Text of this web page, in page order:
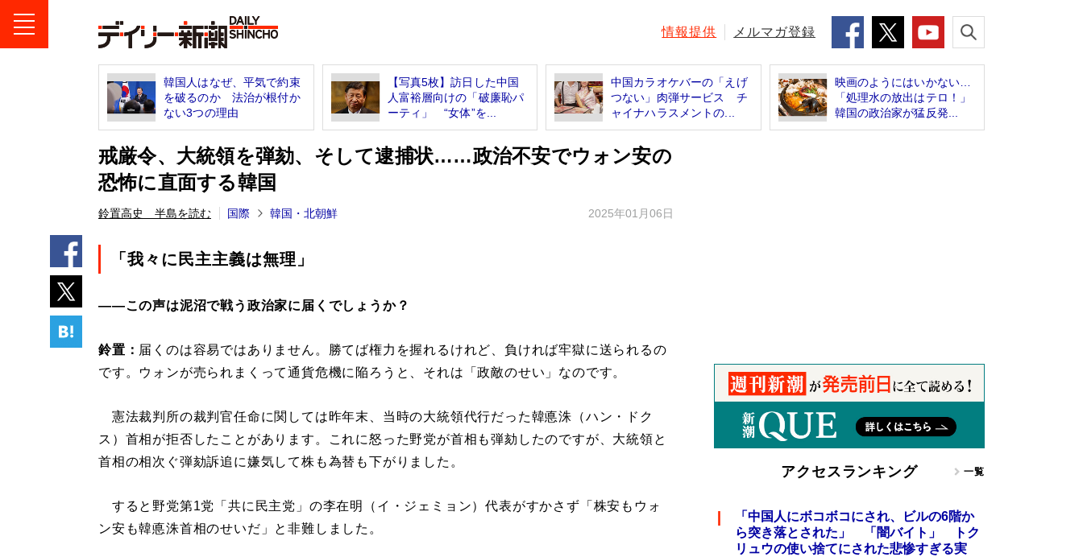
情報提供 メルマガ登録
韓国人はなぜ、平気で約束
を破るのか 法治が根付か
ない3つの理由
【写真5枚】訪日した中国
人富裕層向けの「破廉恥パ
ーティ」 “女体”を...
中国カラオケバーの「えげ
つない」肉弾サービス チ
ャイナハラスメントの...
映画のようにはいかない…
「処理水の放出はテロ！」
韓国の政治家が猛反発...
戒厳令、大統領を弾劾、そして逮捕状……政治不安でウォン安の
恐怖に直面する韓国
鈴置高史 半島を読む 国際 韓国・北朝鮮 2025年01月06日
「我々に民主主義は無理」
――この声は泥沼で戦う政治家に届くでしょうか？
鈴置： 届くのは容易ではありません。勝てば権力を握れるけれど、負ければ牢獄に送られるの
です。ウォンが売られまくって通貨危機に陥ろうと、それは「政敵のせい」なのです。
憲法裁判所の裁判官任命に関しては昨年末、当時の大統領代行だった韓悳洙（ハン・ドク
ス）首相が拒否したことがあります。これに怒った野党が首相も弾劾したのですが、大統領と
首相の相次ぐ弾劾訴追に嫌気して株も為替も下がりました。
すると野党第1党「共に民主党」の李在明（イ・ジェミョン）代表がすかさず「株安もウォ
ン安も韓悳洙首相のせいだ」と非難しました。
アクセスランキング 一覧
「中国人にボコボコにされ、ビルの6階か
ら突き落とされた」 「闇バイト」 トク
リュウの使い捨てにされた悲惨すぎる実